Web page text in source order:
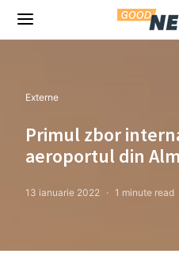
Externe
Primul zbor
aeroportul din
13 ianuarie 2022 1 minute read